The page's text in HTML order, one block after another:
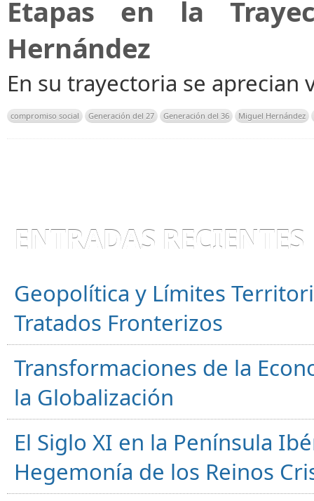
Etapas en la
Hernández
En su trayectoria se
compromiso social Generación del 27 Generación del 36 Miguel Hernández
ENTRADAS RECIENTES
Geopolítica y Límites
Tratados Fronterizos
Transformaciones de la
la Globalización
El Siglo XI en la Península
Hegemonía de los Reinos